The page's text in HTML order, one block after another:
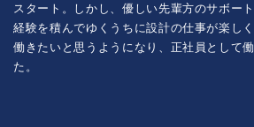
スタート。しかし、優しい先輩方のサボー
経験を積んでゆくうちに設計の仕事が楽し
働きたいと思うようになり、正社員として
た。